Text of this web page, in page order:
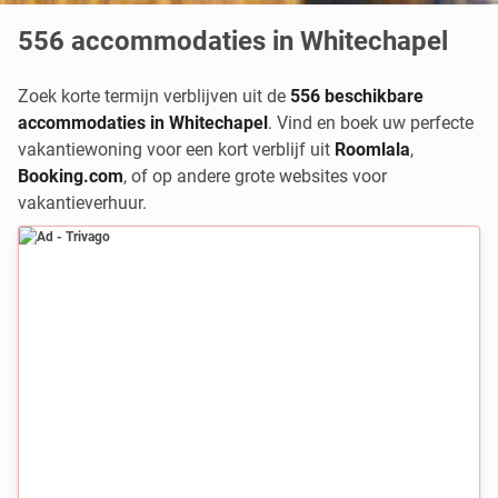
556 accommodaties in Whitechapel
Zoek korte termijn verblijven uit de 556 beschikbare
accommodaties in Whitechapel. Vind en boek uw perfecte
vakantiewoning voor een kort verblijf uit Roomlala,
Booking.com, of op andere grote websites voor
vakantieverhuur.
Ad